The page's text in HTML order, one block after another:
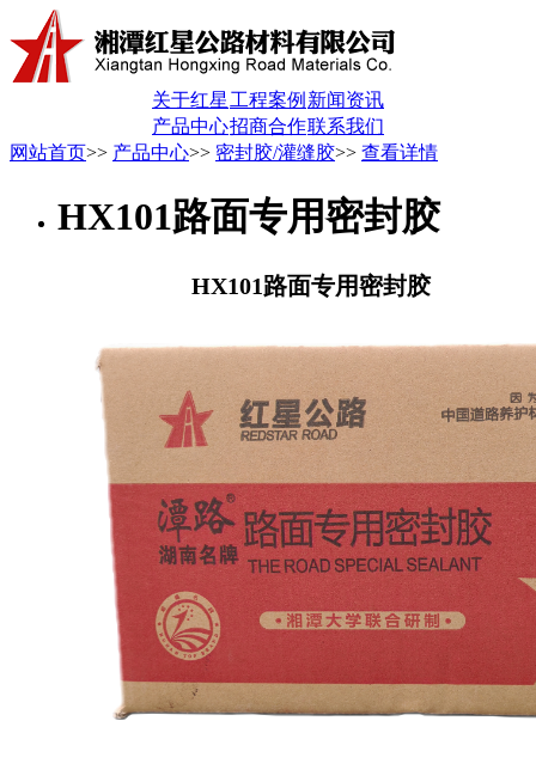
关于红星 工程案例 新闻资讯
产品中心招商合作联系我们
网站首页>> 产品中心>> 密封胶/灌缝胶>> 查看详情
HX101路面专用密封胶
HX101路面专用密封胶